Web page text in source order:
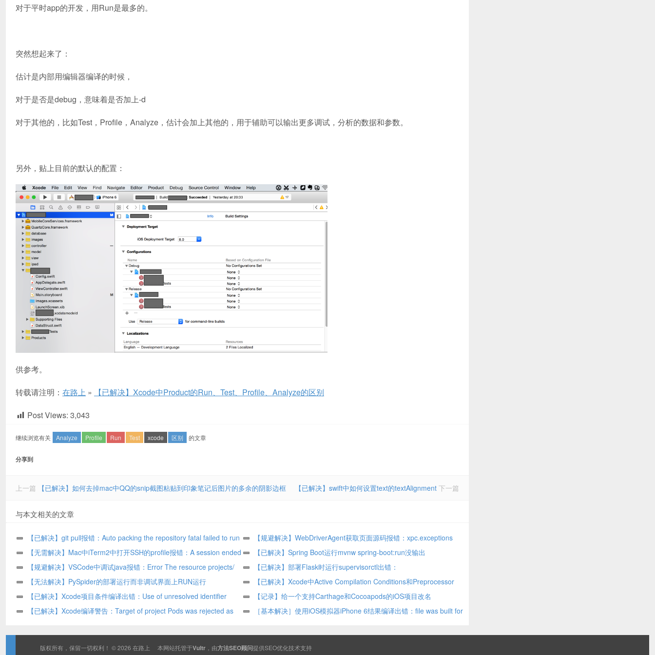
对于平时app的开发，用Run是最多的。
突然想起来了：
估计是内部用编辑器编译的时候，
对于是否是debug，意味着是否加上-d
对于其他的，比如Test，Profile，Analyze，估计会加上其他的，用于辅助可以输出更多调试，分析的数据和参数。
另外，贴上目前的默认的配置：
供参考。
转载请注明： 在路上 » 【已解决】Xcode中Product的Run、Test、Profile、Analyze的区别
Post Views: 3,043
继续浏览有关 Analyze Profile Run Test xcode 区别 的文章
分享到
上一篇 【已解决】如何去掉mac中QQ的snip截图粘贴到印象笔记后图片的多余的阴影边框 【已解决】swift中如何设置text的textAlignment 下一篇
与本文相关的文章
【已解决】git pull报错：Auto packing the repository fatal failed to run
repack
【规避解决】WebDriverAgent获取页面源码报错：xpc.exceptions
NSXPCConnection com.apple.testmanagerd
_XCT_fetchSnapshotForElement
【无需解决】Mac中iTerm2中打开SSH的profile报错：A session ended
very soon after starting
【已解决】Spring Boot运行mvnw spring-boot:run没输出
【规避解决】VSCode中调试java报错：Error The resource projects/
�u5�/src java is not testable
【已解决】部署Flask时运行supervisorctl出错：
unix:///var/run/supervisor/supervisor.sock no such file
【无法解决】PySpider的部署运行而非调试界面上RUN运行
【已解决】Xcode中Active Compilation Conditions和Preprocessor
Macros的区别
【已解决】Xcode项目条件编译出错：Use of unresolved identifier
【记录】给一个支持Carthage和Cocoapods的iOS项目改名
【已解决】Xcode编译警告：Target of project Pods was rejected as
［基本解决］使用iOS模拟器iPhone 6结果编译出错：file was built for
版权所有，保留一切权利！ © 2026 在路上 本网站托管于Vultr ，由方法SEO顾问提供SEO优化技术支持